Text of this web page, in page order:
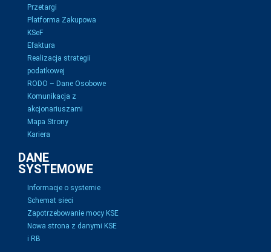
Przetargi
Platforma Zakupowa
KSeF
Efaktura
Realizacja strategii
podatkowej
RODO – Dane Osobowe
Komunikacja z
akcjonariuszami
Mapa Strony
Kariera
DANE
SYSTEMOWE
Informacje o systemie
Schemat sieci
Zapotrzebowanie mocy KSE
Nowa strona z danymi KSE
i RB